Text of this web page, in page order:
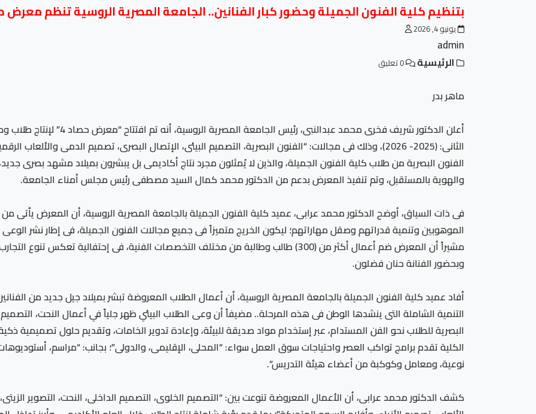
بتنظيم كلية الفنون الجميلة وحضور كبار الفنانين.. الجامعة المصرية الروسية تنظم معرض حصاد 4 بمشاركة 200
يونيو 4, 2026
admin
الرئيسية
ماهر بدر
أعلن الدكتور شريف فخرى محمد
الثانى: (2025- 2026)، وذلك فى مجالات: “الفنون البصرية، التصميم البيئى، الإتصال البصرى، تصميم الدمى
الفنون البصرية من طلاب كلية الفنون الجميلة، والذين لا يُمثلون مجرد نتاج أكاديمى بل يبشرون بميلاد مشهد بصرى جديد،
والهوية بالمستقبل، وتم تنفيذ المعرض بدعم من الدكتور محمد كمال السيد مصطفى رئيس مجلس أمناء الجامعة.
فى ذات السياق، أوضح الدكتور محمد عرابى، عميد كلية الفنون الجميلة بالجامعة المصرية الروسية، أن المعرض يأتى
الموهوبين وتنمية قدراتهم وصقل مهاراتهم؛ ليكون الخريج متميزاً فى جميع مجالات الفنون الجميلة، فى إطار نشر
مشيراً أن المعرض ضم أعمال أكثر من (300) طالب وطالبة من مختلف التخصصات الفنية، فى إحتفالية
وبحضور الفنانة حنان فضلون.
أفاد عميد كلية الفنون الجميلة بالجامعة المصرية الروسية، أن أعمال الطلاب المعروضة تبشر بميلاد جيل جديد من
التنمية الشاملة التى ينشدها الوطن فى هذه المرحلة.. مضيفاً أن وعى الطلاب البيئي ظهر جلياً في أعمال النحت،
البصرية للطلاب نحو الفن المستدام، عبر إستخدام مواد صديقة للبيئة، وإعادة تدوير الخامات، وتقديم حلول تصميمية
الكلية تقدم برامج تواكب العصر واحتياجات سوق العمل سواء: “المحلى، الإقليمى، والدولى”؛ بجانب: “مراسم،
نوعية، ومعامل وكوكبة من أعضاء هيئة التدريس”.
كشف الدكتور محمد عرابى، أن الأعمال المعروضة تنوعت بين: “التصميم الخلوى، التصميم الداخلى، النحت، التصوير